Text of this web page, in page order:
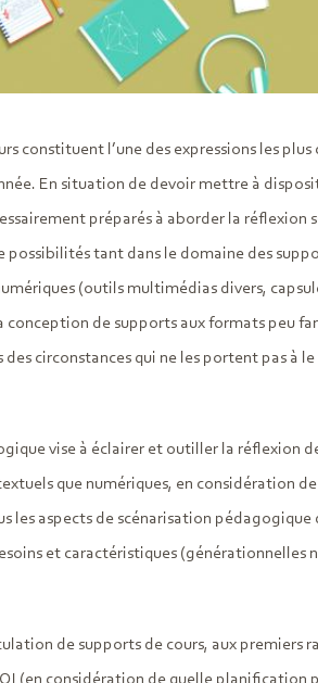
constituent l’une des expressions les plus
En situation de devoir mettre à
préparés à aborder la réflexion
possibilités tant dans le domaine des
(outils multimédias divers,
de supports aux formats peu
circonstances qui ne les portent pas à
vise à éclairer et outiller la réflexion
que numériques, en considération
les aspects de scénarisation pédagogique
et caractéristiques (générationnelles
de supports de cours, aux premiers